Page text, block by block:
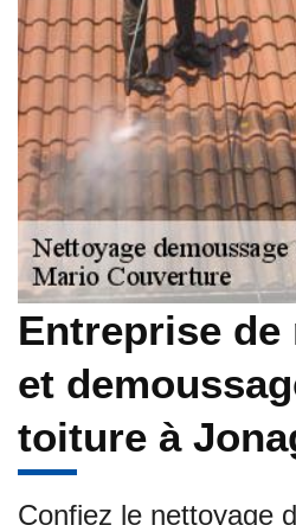
Entreprise de
et
toiture à
Confiez le nettoyage